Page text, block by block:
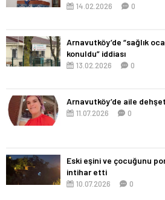
14.02.2026 0
Arnavutköy’de “sağlık
konuldu” iddiası
13.02.2026 0
Arnavutköy’de aile
11.07.2026 0
Eski eşini ve çocuğunu
intihar etti
10.07.2026 0